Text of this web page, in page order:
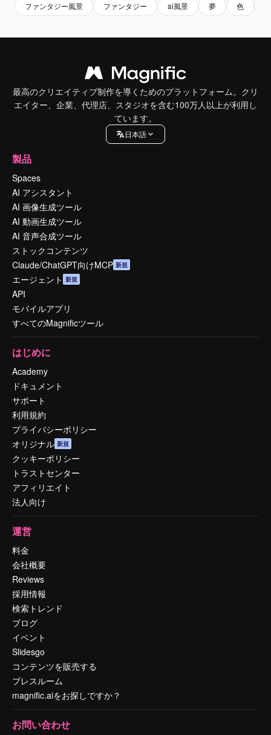
ファンタジー風景 ファンタジー ai風景 夢 色
最高のクリエイティブ制作を導くためのプラットフォーム。クリ
エイター、企業、代理店、スタジオを含む100万人以上が利用し
ています。
日本語
製品
Spaces
AI アシスタント
AI 画像生成ツール
AI 動画生成ツール
AI 音声合成ツール
ストックコンテンツ
Claude/ChatGPT向けMCP 新規
エージェント 新規
API
モバイルアプリ
すべてのMagnificツール
はじめに
Academy
ドキュメント
サポート
利用規約
プライバシーポリシー
オリジナル 新規
クッキーポリシー
トラストセンター
アフィリエイト
法人向け
運営
料金
会社概要
Reviews
採用情報
検索トレンド
ブログ
イベント
Slidesgo
コンテンツを販売する
プレスルーム
magnific.aiをお探しですか？
お問い合わせ